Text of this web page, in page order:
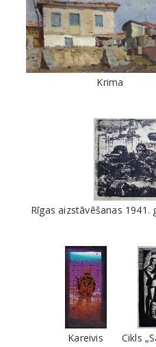
Krima
Rīgas aizstāvēšanas
Kareivis Cikls